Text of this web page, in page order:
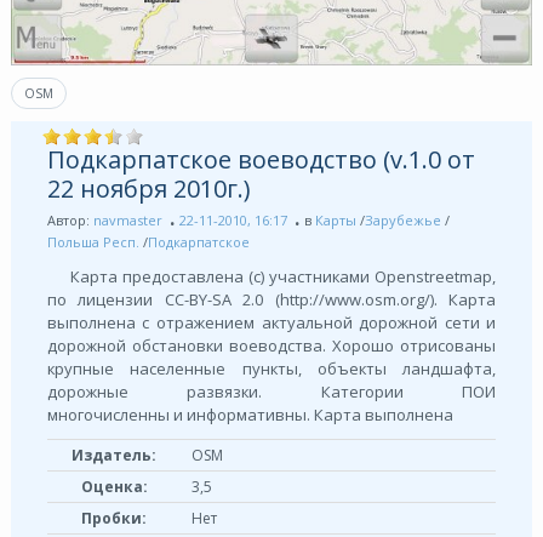
OSM
Подкарпатское воеводство (v.1.0 от
22 ноября 2010г.)
Автор: navmaster 22-11-2010, 16:17 в Карты /Зарубежье /
Польша Респ. /Подкарпатское
Карта предоставлена (с) участниками Openstreetmap,
по лицензии СС-BY-SA 2.0 (http://www.osm.org/). Карта
выполнена с отражением актуальной дорожной сети и
дорожной обстановки воеводства. Хорошо отрисованы
крупные населенные пункты, объекты ландшафта,
дорожные развязки. Категории ПОИ
многочисленны и информативны. Карта выполнена
Издатель:
OSM
Оценка:
3,5
Пробки:
Нет